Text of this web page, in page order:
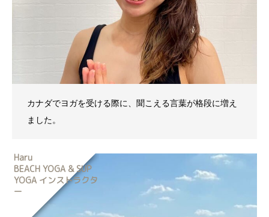
カナダでヨガを受ける際に、聞こえる言葉が格段に増え
ました。
Haru
BEACH YOGA & SUP
YOGA インストラクタ
ー